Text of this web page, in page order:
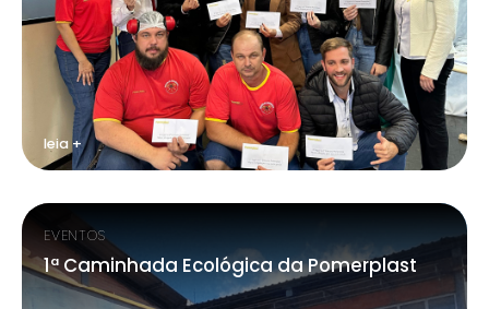
leia +
EVENTOS
1ª Caminhada Ecológica da Pomerplast